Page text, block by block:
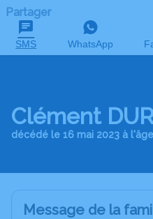
Partager
SMS WhatsApp
Clément
décédé le 16 mai 2023 à
Message de la